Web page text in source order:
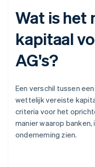
Wat is het
kapitaal
AG's?
Een verschil tussen
wettelijk vereiste
criteria voor het
manier waarop
onderneming zien.